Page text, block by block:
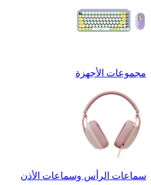
مجموعات الأجهزة
سماعات الرأس وسماعات الأذن